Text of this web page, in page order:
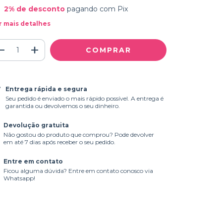
2% de descontopagando com Pix
mais detalhes
Entrega rápida e segura
Seu pedido é enviado o mais rápido possível. A entrega é
garantida ou devolvemos o seu dinheiro.
Devolução gratuita
Não gostou do produto que comprou? Pode devolver
em até 7 dias após receber o seu pedido.
Entre em contato
Ficou alguma dúvida? Entre em contato conosco via
Whatsapp!